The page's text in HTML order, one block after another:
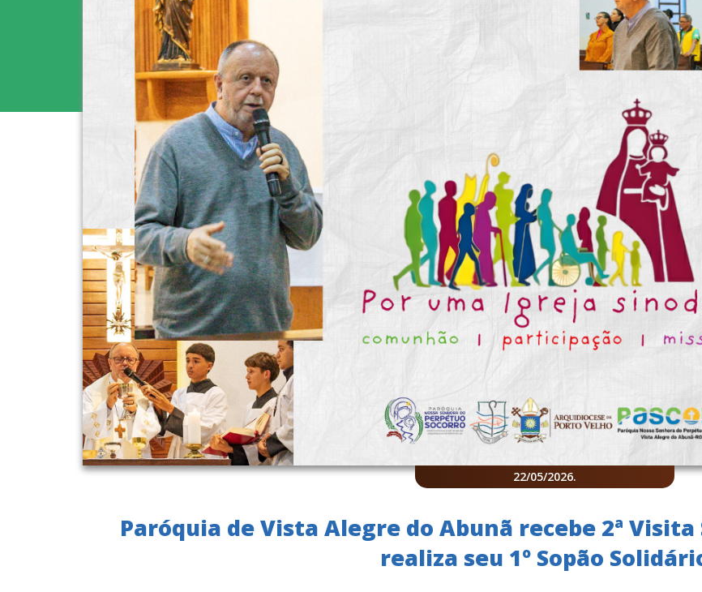
22/05/2026.
Paróquia de Vista Alegre do Abunã recebe 2ª Visita
realiza seu 1º Sopão